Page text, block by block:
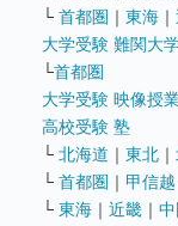
└ 首都圏 ｜ 東海 ｜
大学受験 難関大
└首都圏
大学受験 映像授
高校受験 塾
└ 北海道 ｜ 東北 ｜
└ 首都圏 ｜ 甲信
└ 東海 ｜ 近畿 ｜